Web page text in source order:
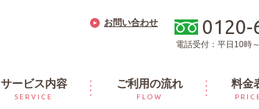
お問い合わせ 0120-
電話受付：平日10時
サービス内容
SERVICE
ご利用の流れ
FLOW
料金